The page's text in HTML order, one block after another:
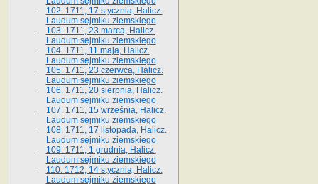
102. 1711, 17 stycznia, Halicz.
Laudum sejmiku ziemskiego
103. 1711, 23 marca, Halicz.
Laudum sejmiku ziemskiego
104. 1711, 11 maja, Halicz.
Laudum sejmiku ziemskiego
105. 1711, 23 czerwca, Halicz.
Laudum sejmiku ziemskiego
106. 1711, 20 sierpnia, Halicz.
Laudum sejmiku ziemskiego
107. 1711, 15 września, Halicz.
Laudum sejmiku ziemskiego
108. 1711, 17 listopada, Halicz.
Laudum sejmiku ziemskiego
109. 1711, 1 grudnia, Halicz.
Laudum sejmiku ziemskiego
110. 1712, 14 stycznia, Halicz.
Laudum sejmiku ziemskiego